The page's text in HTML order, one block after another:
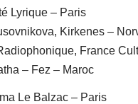
Lyrique – Paris
Kirkenes –
France
– Fez – Maroc
Le Balzac – Paris